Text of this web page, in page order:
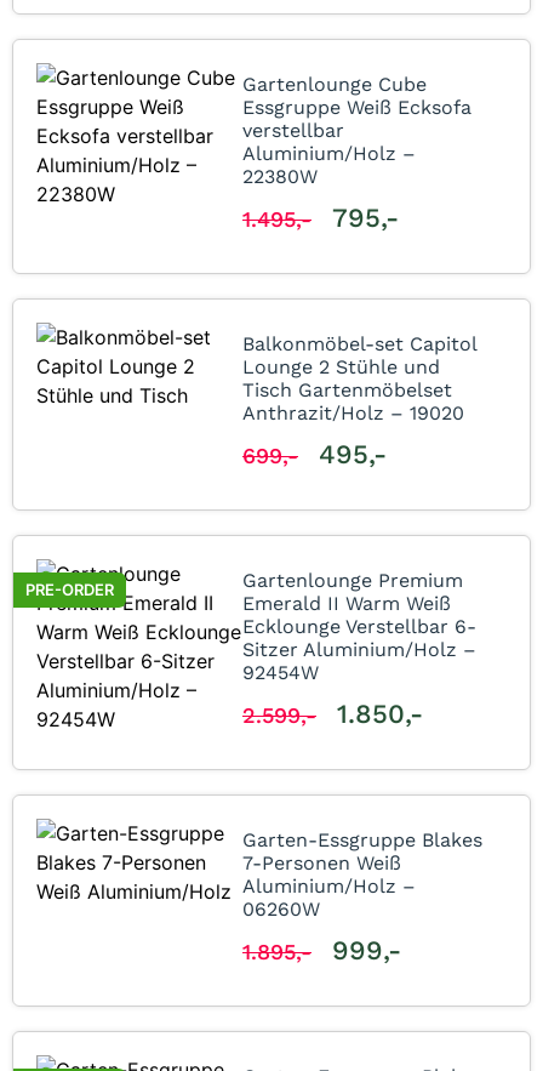
Gartenlounge Cube
Essgruppe Weiß Ecksofa
verstellbar
Aluminium/Holz –
22380W
1.495,- 795,-
Balkonmöbel-set Capitol
Lounge 2 Stühle und
Tisch Gartenmöbelset
Anthrazit/Holz – 19020
699,- 495,-
PRE-ORDER
Gartenlounge Premium
Emerald II Warm Weiß
Ecklounge Verstellbar 6-
Sitzer Aluminium/Holz –
92454W
2.599,- 1.850,-
Garten-Essgruppe Blakes
7-Personen Weiß
Aluminium/Holz –
06260W
1.895,- 999,-